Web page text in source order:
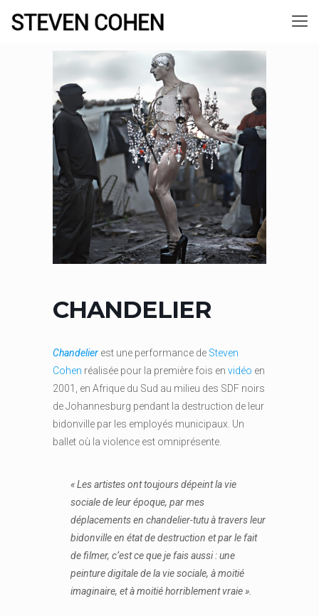
CHANDELIER
Chandelier est une performance de Steven
Cohen réalisée pour la première fois en vidéo en
2001, en Afrique du Sud au milieu des SDF noirs
de Johannesburg pendant la destruction de leur
bidonville par les employés municipaux. Un
ballet où la violence est omniprésente.
« Les artistes ont toujours dépeint la vie
sociale de leur époque, par mes
déplacements en chandelier-tutu à travers leur
bidonville en état de destruction et par le fait
de filmer, c’est ce que je fais aussi : une
peinture digitale de la vie sociale, à moitié
imaginaire, et à moitié horriblement vraie ».